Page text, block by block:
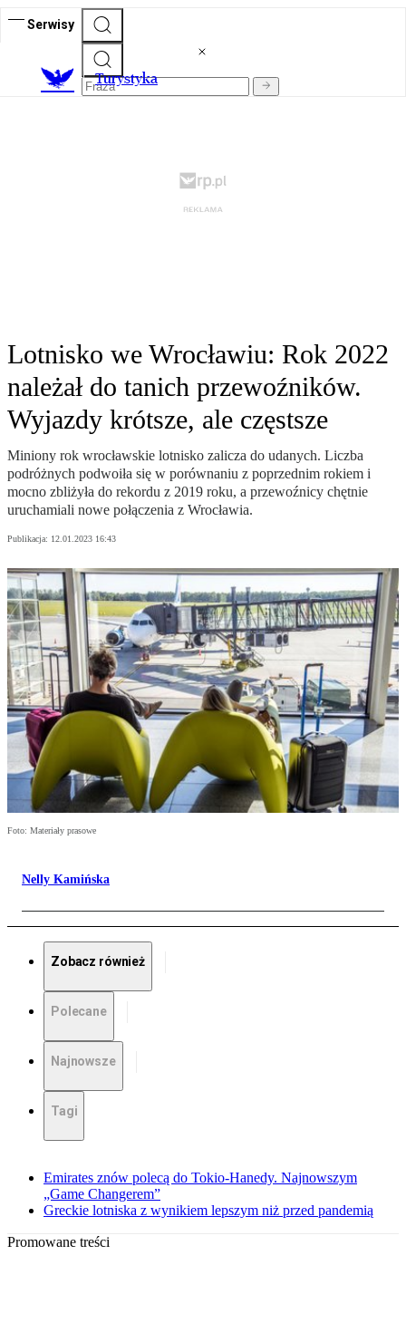
Serwisy
Turystyka
Lotnisko we Wrocławiu: Rok 2022
należał do tanich przewoźników.
Wyjazdy krótsze, ale częstsze
Miniony rok wrocławskie lotnisko zalicza do udanych. Liczba
podróżnych podwoiła się w porównaniu z poprzednim rokiem i
mocno zbliżyła do rekordu z 2019 roku, a przewoźnicy chętnie
uruchamiali nowe połączenia z Wrocławia.
Publikacja: 12.01.2023 16:43
Foto: Materiały prasowe
Nelly Kamińska
Zobacz również
Polecane
Najnowsze
Tagi
Emirates znów polecą do Tokio-Hanedy. Najnowszym
„Game Changerem”
Greckie lotniska z wynikiem lepszym niż przed pandemią
Promowane treści